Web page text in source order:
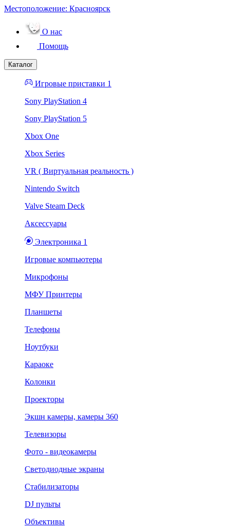
Местоположение: Красноярск
О нас
Помощь
Каталог
Игровые приставки 1
Sony PlayStation 4
Sony PlayStation 5
Xbox One
Xbox Series
VR ( Виртуальная реальность )
Nintendo Switch
Valve Steam Deck
Аксессуары
Электроника 1
Игровые компьютеры
Микрофоны
МФУ Принтеры
Планшеты
Телефоны
Ноутбуки
Караоке
Колонки
Проекторы
Экшн камеры, камеры 360
Телевизоры
Фото - видеокамеры
Светодиодные экраны
Стабилизаторы
DJ пульты
Объективы